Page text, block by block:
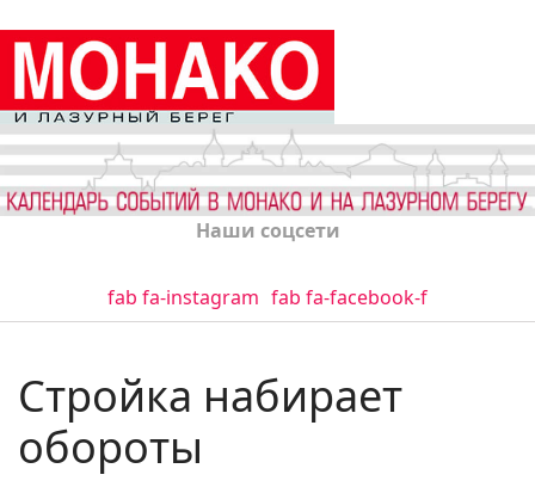
Наши соцсети
fab fa-instagram fab fa-facebook-f
Стройка набирает
обороты